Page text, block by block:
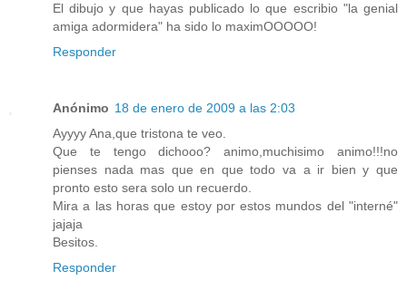
El dibujo y que hayas publicado lo que escribio "la genial
amiga adormidera" ha sido lo maximOOOOO!
Responder
Anónimo 18 de enero de 2009 a las 2:03
Ayyyy Ana,que tristona te veo.
Que te tengo dichooo? animo,muchisimo animo!!!no
pienses nada mas que en que todo va a ir bien y que
pronto esto sera solo un recuerdo.
Mira a las horas que estoy por estos mundos del "interné"
jajaja
Besitos.
Responder